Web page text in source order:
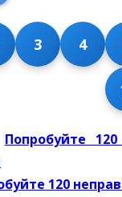
3 4
Попробуйте
120